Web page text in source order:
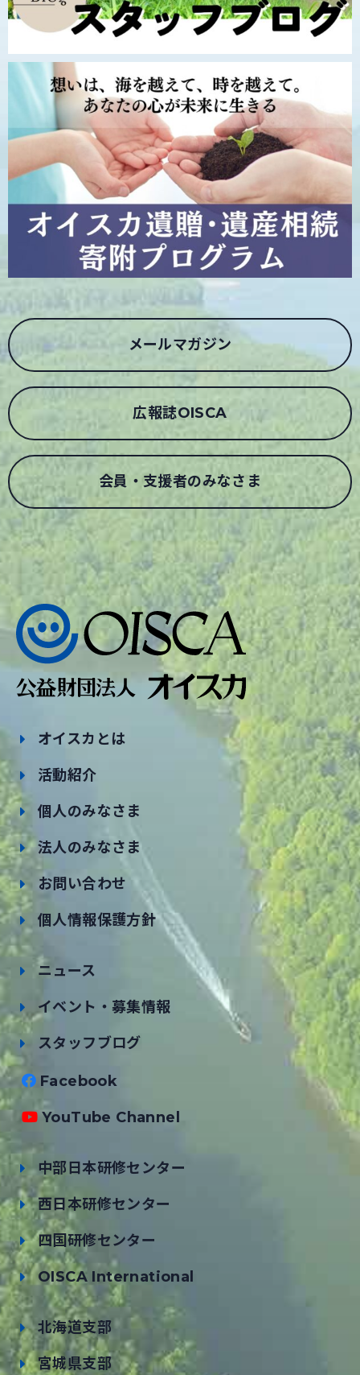
メールマガジン
広報誌OISCA
会員・支援者のみなさま
オイスカとは
活動紹介
個人のみなさま
法人のみなさま
お問い合わせ
個人情報保護方針
ニュース
イベント・募集情報
スタッフブログ
Facebook
YouTube Channel
中部日本研修センター
西日本研修センター
四国研修センター
OISCA International
北海道支部
宮城県支部